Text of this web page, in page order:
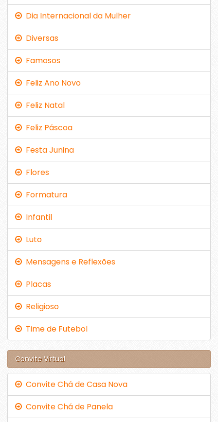
Dia Internacional da Mulher
Diversas
Famosos
Feliz Ano Novo
Feliz Natal
Feliz Páscoa
Festa Junina
Flores
Formatura
Infantil
Luto
Mensagens e Reflexões
Placas
Religioso
Time de Futebol
Convite Virtual
Convite Chá de Casa Nova
Convite Chá de Panela